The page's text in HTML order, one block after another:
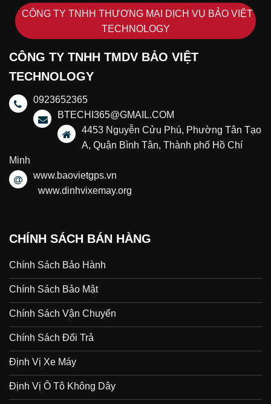
CÔNG TY TNHH THƯƠNG MẠI DỊCH VỤ BẢO VIỆT
TECHNOLOGY
CÔNG TY TNHH TMDV BẢO VIỆT
TECHNOLOGY
0923652365
BTECHI365@GMAIL.COM
4453 Nguyễn Cửu Phú, Phường Tân Tạo
A, Quận Bình Tân, Thành phố Hồ Chí
Minh
www.baovietgps.vn
www.dinhvixemay.org
CHÍNH SÁCH BÁN HÀNG
Chính Sách Bảo Hành
Chính Sách Bảo Mật
Chính Sách Vận Chuyển
Chính Sách Đổi Trả
Định Vị Xe Máy
Định Vị Ô Tô Không Dây